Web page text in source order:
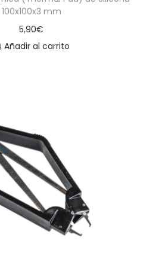
100x100x3 mm
5,90€
Añadir al carrito